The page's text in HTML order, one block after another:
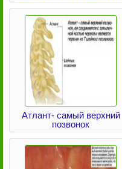
Атлант- самый верхний
позвонок